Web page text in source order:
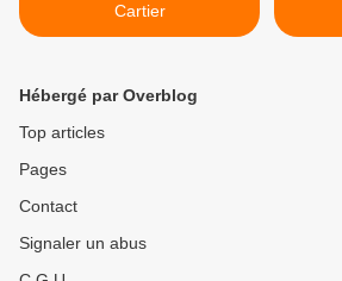
Cartier
Hébergé par Overblog
Top articles
Pages
Contact
Signaler un abus